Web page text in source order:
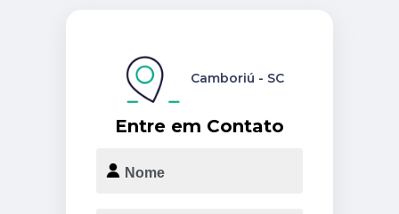
Entre em Contato
Camboriú - SC